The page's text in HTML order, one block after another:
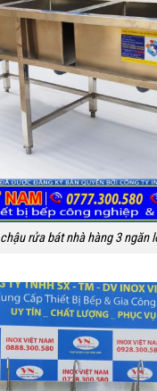
chậu rửa bát nhà hàng 3 ngăn